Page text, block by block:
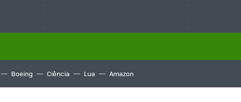
Boeing Ciência Lua Amazon